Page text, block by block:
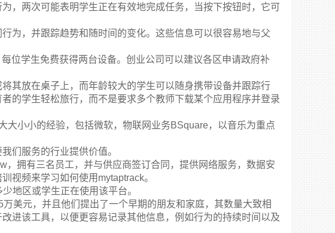
，两次可能表明学生正在有效地完成任务，当按下按钮时，它可
为，并跟踪趋势和随时间的变化。这些信息可以很容易地与父
位学生免费获得两台设备。创业公司可以建议各区申请政府补
其放在桌子上，而年龄较大的学生可以随身携带设备并跟踪行
的学生轻松旅行，而不是要求多个教师下载某个应用程序并登录
大小小的经验，包括微软，物联网业务BSquare，以音乐为重点
们服务的行业提供价值。
，拥有三名员工，并与供应商签订合同，提供网络服务，数据安
视频来学习如何使用mytaptrack。
地区或学生正在使用该平台。
美元，并且他们提出了一个早期的朋友和家庭，其数量大致相
进该工具，以便更容易记录其他信息，例如行为的持续时间以及